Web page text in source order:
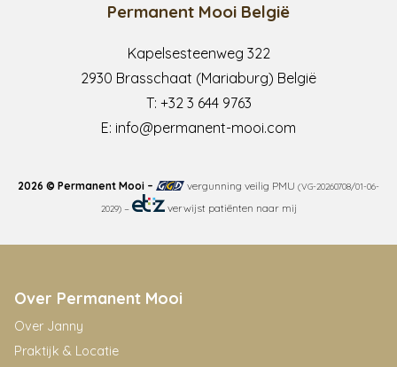
Permanent Mooi België
Kapelsesteenweg 322
2930 Brasschaat (Mariaburg) België
T: +32 3 644 9763
E: info@permanent-mooi.com
2026 © Permanent Mooi – vergunning veilig PMU(VG-20260708/01-06-
2029)– verwijst patiënten naar mij
Over Permanent Mooi
Over Janny
Praktijk & Locatie